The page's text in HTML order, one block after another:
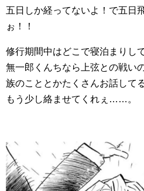
五日しか経ってないよ！で五日
ぉ！！
修行期間中はどこで寝泊まりし
無一郎くんちなら上弦との戦い
族のこととかたくさんお話して
もう少し絡ませてくれぇ……。